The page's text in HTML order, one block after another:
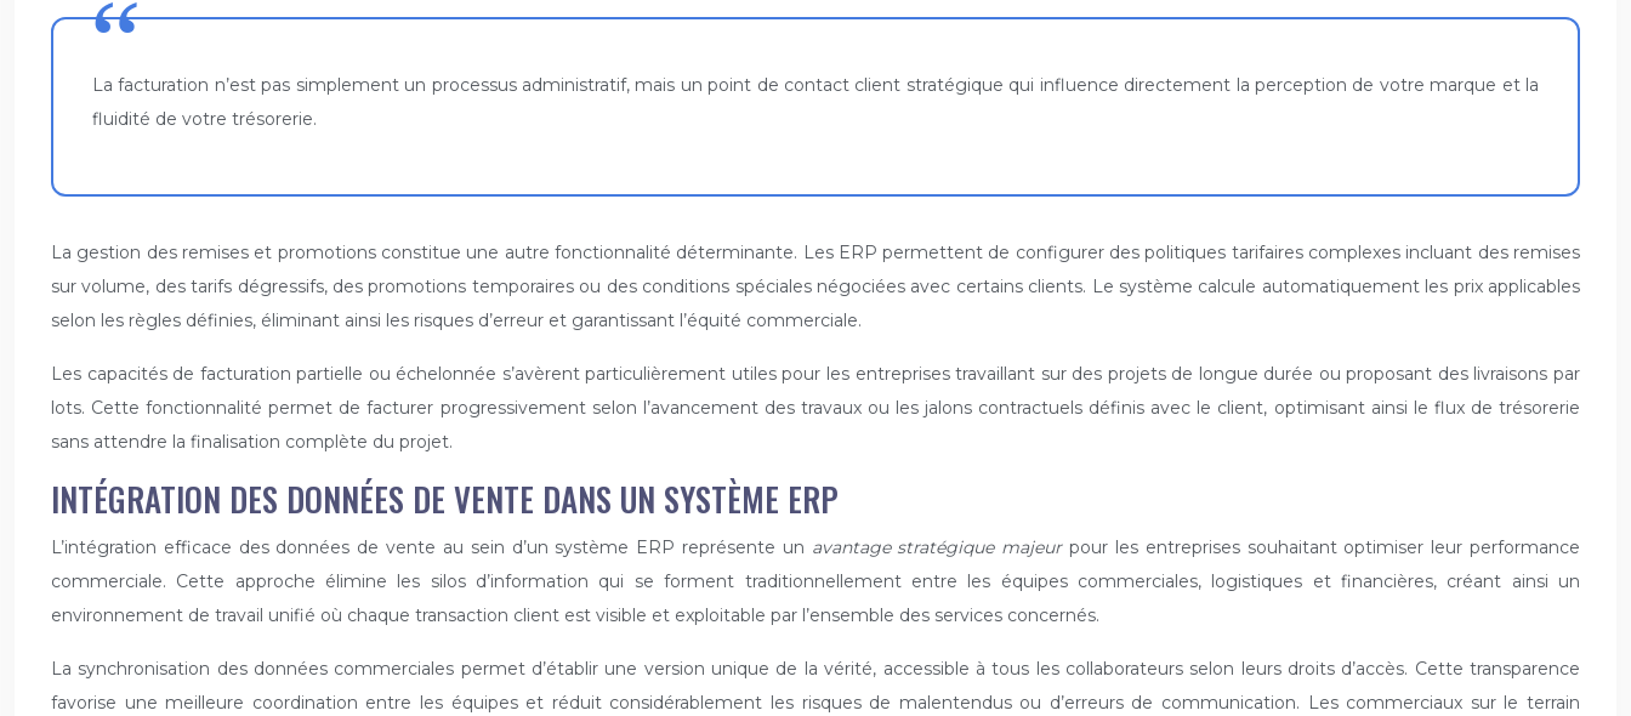
La facturation n’est pas simplement un processus administratif, mais un point de contact client stratégique qui influence directement la perception de votre marque et la
fluidité de votre trésorerie.
La gestion des remises et promotions constitue une autre fonctionnalité déterminante. Les ERP permettent de configurer des politiques tarifaires complexes incluant des remises
sur volume, des tarifs dégressifs, des promotions temporaires ou des conditions spéciales négociées avec certains clients. Le système calcule automatiquement les prix applicables
selon les règles définies, éliminant ainsi les risques d’erreur et garantissant l’équité commerciale.
Les capacités de facturation partielle ou échelonnée s’avèrent particulièrement utiles pour les entreprises travaillant sur des projets de longue durée ou proposant des livraisons par
lots. Cette fonctionnalité permet de facturer progressivement selon l’avancement des travaux ou les jalons contractuels définis avec le client, optimisant ainsi le flux de trésorerie
sans attendre la finalisation complète du projet.
INTÉGRATION DES DONNÉES DE VENTE DANS UN SYSTÈME ERP
L’intégration efficace des données de vente au sein d’un système ERP représente un avantage stratégique majeurpour les entreprises souhaitant optimiser leur performance
commerciale. Cette approche élimine les silos d’information qui se forment traditionnellement entre les équipes commerciales, logistiques et financières, créant ainsi un
environnement de travail unifié où chaque transaction client est visible et exploitable par l’ensemble des services concernés.
La synchronisation des données commerciales permet d’établir une version unique de la vérité, accessible à tous les collaborateurs selon leurs droits d’accès. Cette transparence
favorise une meilleure coordination entre les équipes et réduit considérablement les risques de malentendus ou d’erreurs de communication. Les commerciaux sur le terrain